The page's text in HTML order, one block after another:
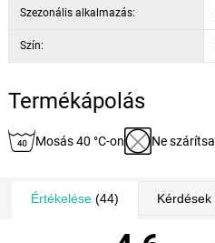
Szezonális alkalmazás:
Szín:
Termékápolás
Mosás 40 °C-on Ne
Értékelése(44) Kérdések